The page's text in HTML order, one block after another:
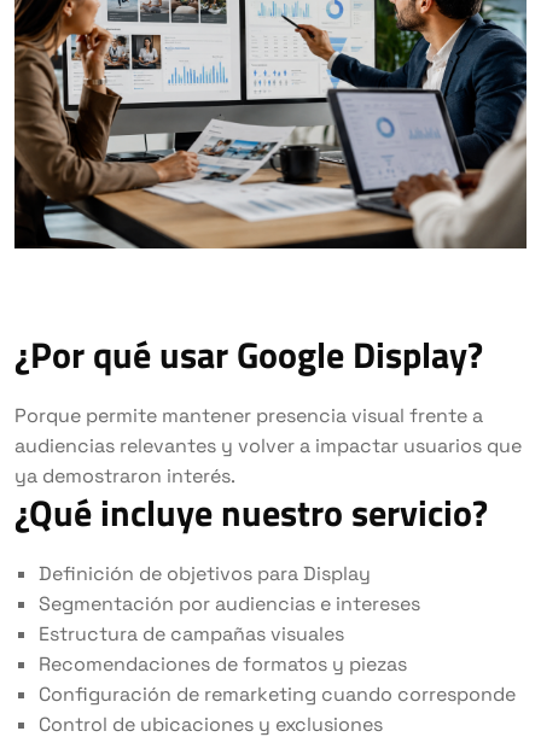
¿Por qué usar Google Display?
Porque permite mantener presencia visual frente a
audiencias relevantes y volver a impactar usuarios que
ya demostraron interés.
¿Qué incluye nuestro servicio?
Definición de objetivos para Display
Segmentación por audiencias e intereses
Estructura de campañas visuales
Recomendaciones de formatos y piezas
Configuración de remarketing cuando corresponde
Control de ubicaciones y exclusiones